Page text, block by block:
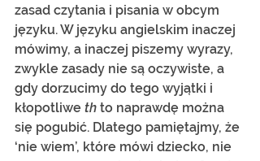
zasad czytania i pisania w obcym
języku. W języku angielskim inaczej
mówimy, a inaczej piszemy wyrazy,
zwykle zasady nie są oczywiste, a
gdy dorzucimy do tego wyjątki i
kłopotliwe th to naprawdę można
się pogubić. Dlatego pamiętajmy, że
‘nie wiem’, które mówi dziecko, nie